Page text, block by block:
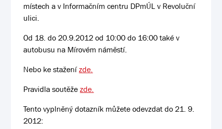
místech a v Informačním centru DPmÚL v Revoluční
ulici.
Od 18. do 20.9.2012 od 10:00 do 16:00 také v
autobusu na Mírovém náměstí.
Nebo ke staženízde.
Pravidla soutěžezde.
Tento vyplněný dotazník můžete odevzdat do 21. 9.
2012: